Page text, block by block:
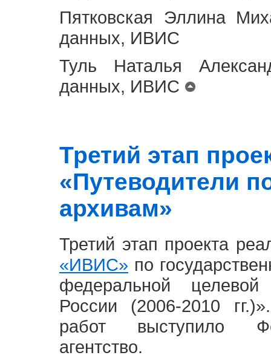
Пятковская Эллина
данных, ИВИС
Туль Наталья
данных, ИВИС
Третий этап
«Путеводители
архивам»
Третий этап проекта
«ИВИС» по
федеральной
России (2006-2010
работ выступило
агентство.